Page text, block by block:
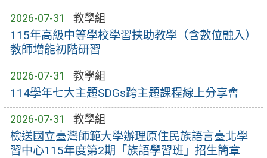
2026-07-31 教學組
115年高級中等學校學習扶助教學（含數位融入）
教師增能初階研習
2026-07-31 教學組
114學年七大主題SDGs跨主題課程線上分享會
2026-07-31 教學組
檢送國立臺灣師範大學辦理原住民族語言臺北學
習中心115年度第2期「族語學習班」招生簡章